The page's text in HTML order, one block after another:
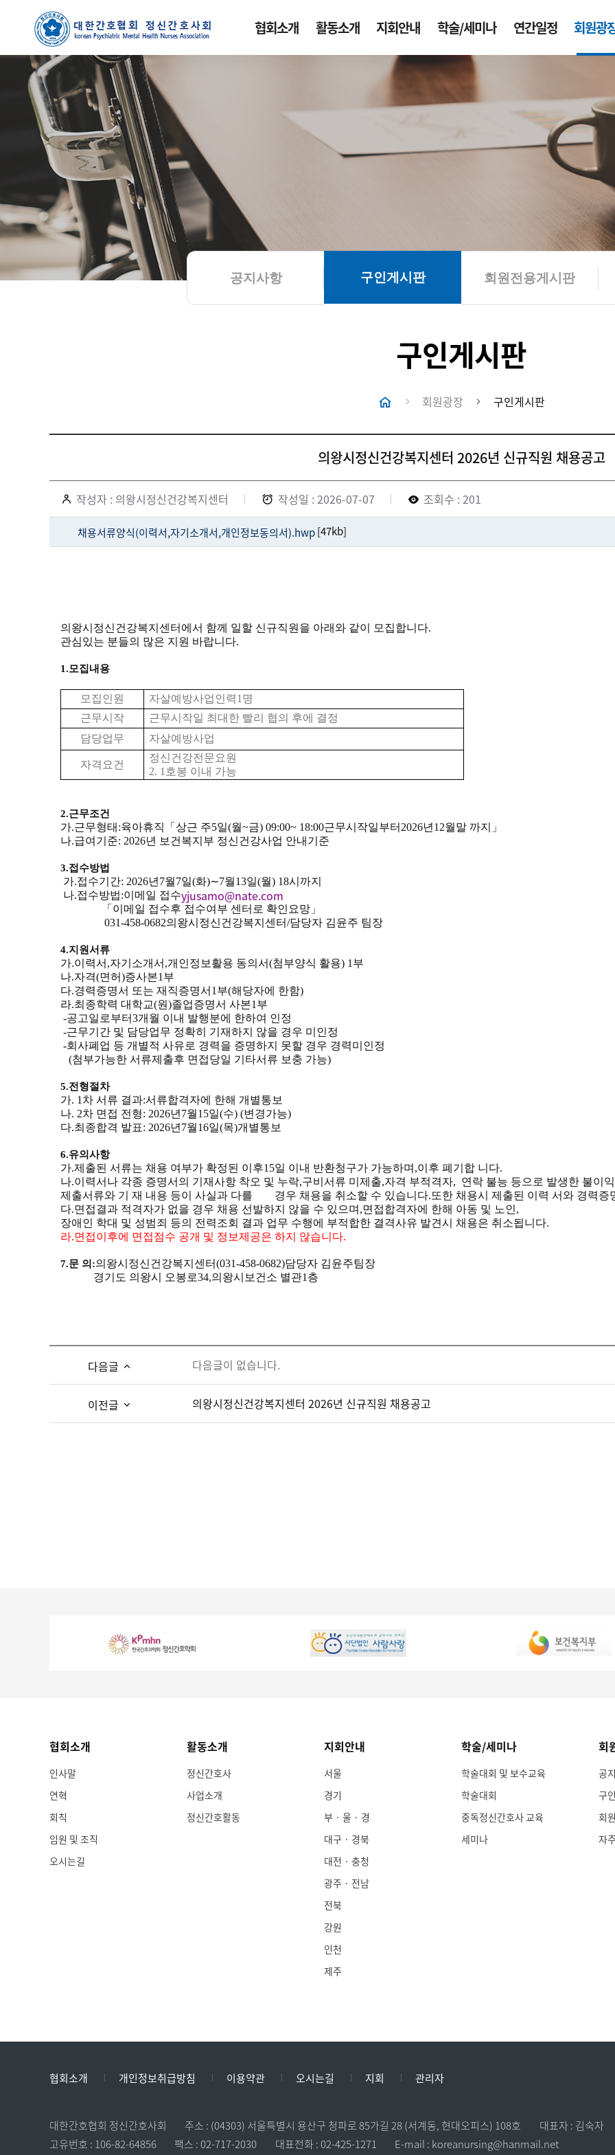
협회소개 활동소개 지회안내 학술/세미나 연간일정 회원광
공지사항 구인게시판 회원전용게시판
구인게시판
회원광장 구인게시판
의왕시정신건강복지센터 2026년 신규직원 채용공고
작성자 : 의왕시정신건강복지센터 작성일 : 2026-07-07 조회수 : 201
채용서류양식(이력서,자기소개서,개인정보동의서).hwp[47kb]
의왕시정신건강복지센터에서 함께 일할 신규직원을 아래와 같이 모집합니다.
관심있는 분들의 많은 지원 바랍니다.
1.모집내용
모집인원 자살예방사업인력1명
근무시작
근무시작일 최대한 빨리 협의 후에 결정
담당업무
자살예방사업
자격요건
정신건강전문요원
2. 1호봉 이내 가능
2.근무조건
가.근무형태 :육아휴직 「 상근 주5일(월~금) 09:00~ 18:00근무시작일부터2026년12월말 까지
」
나.급여기준: 2026년 보건복지부 정신건강사업 안내기준
3.접수방법
가.접수기간: 2026년7월7일(화)∼7월13일(월) 18시까지
나.접수방법:이메일 접수yjusamo@nate.com
「 이메일 접수후 접수여부 센터로 확인요망 」
031-458-0682의왕시정신건강복지센터/담당자 김윤주 팀장
4.지원서류
가.이력서 ,자기소개서 ,개인정보활용 동의서(첨부양식 활용) 1부
나.자격(면허)증사본1부
다.경력증명서 또는 재직증명서 1부(해당자에 한함)
라.최종학력 대학교(원)졸업증명서 사본1부
-공고일로부터3개월 이내 발행분에 한하여 인정
-근무기간 및 담당업무 정확히 기재하지 않을 경우 미인정
-회사폐업 등 개별적 사유로 경력을 증명하지 못할 경우 경력미인정
(첨부가능한 서류제출후 면접당일 기타서류 보충 가능)
5.전형절차
가. 1차 서류 결과:서류합격자에 한해 개별통보
나. 2차 면접 전형: 2026년7월15일(수) (변경가능)
다.최종합격 발표: 2026년7월16일(목)개별통보
6.유의사항
가.제출된 서류는 채용 여부가 확정된 이후15일 이내 반환청구가 가능하며 ,이후 폐기합 니다.
나.이력서나 각종 증명서의 기재사항 착오 및 누락,구비서류 미제출,자격 부적격자, 연락 불능 등으로 발생한 불이
제출서류와 기 재 내용 등이 사실과 다를 경우 채용을 취소할 수 있습니다.또한 채용시 제출된 이력 서와 경력
다.면접결과 적격자가 없을 경우 채용 선발하지 않을 수 있으며 ,면접합격자에 한해 아동 및 노인,
장애인 학대 및 성범죄 등의 전력조회 결과 업무 수행에 부적합한 결격사유 발견시 채용은 취소됩니다.
라.면접이후에 면접점수 공개 및 정보제공은 하지 않습니다.
7.문 의 :의왕시정신건강복지센터(031-458-0682)담당자 김윤주팀장
경기도 의왕시 오봉로34,의왕시보건소 별관1층
다음글 다음글이 없습니다.
이전글 의왕시정신건강복지센터 2026년 신규직원 채용공고
협회소개
인사말
연혁
회칙
임원 및 조직
오시는길
활동소개
정신간호사
사업소개
정신간호활동
지회안내
서울
경기
부 · 울 · 경
대구 · 경북
대전 · 충청
광주 · 전남
전북
강원
인천
제주
학술/세미나
학술대회 및 보수교육
학술대회
중독정신간호사 교육
세미나
회
공
구
회
자
협회소개 개인정보취급방침 이용약관 오시는길 지회 관리자
대한간호협회 정신간호사회 주소 : (04303) 서울특별시 용산구 청파로 85가길 28 (서계동, 현대오피스) 108호
대표자 : 김숙자
고유번호 : 106-82-64856
팩스 : 02-717-2030 대표전화 : 02-425-1271 E-mail : koreanursing@hanmail.net